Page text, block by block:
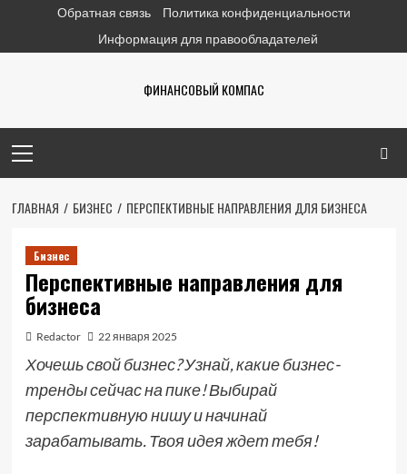
содержимому
Обратная связь
Политика конфиденциальности
Информация для правообладателей
ФИНАНСОВЫЙ КОМПАС
меню
ГЛАВНАЯ БИЗНЕС ПЕРСПЕКТИВНЫЕ НАПРАВЛЕНИЯ ДЛЯ БИЗНЕСА
Бизнес
Перспективные направления для
бизнеса
Redactor 22 января 2025
Хочешь свой бизнес? Узнай, какие бизнес-
тренды сейчас на пике! Выбирай
перспективную нишу и начинай
зарабатывать. Твоя идея ждет тебя!